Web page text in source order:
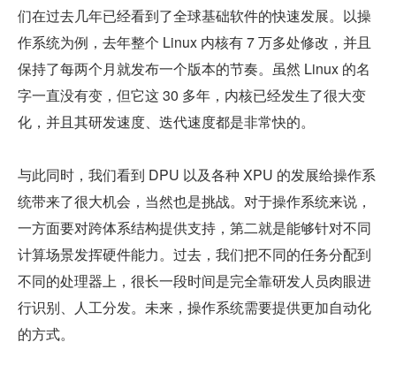
们在过去几年已经看到了全球基础软件的快速发展。以操
作系统为例，去年整个 Linux 内核有 7 万多处修改，并且
保持了每两个月就发布一个版本的节奏。虽然 Linux 的名
字一直没有变，但它这 30 多年，内核已经发生了很大变
化，并且其研发速度、迭代速度都是非常快的。
与此同时，我们看到 DPU 以及各种 XPU 的发展给操作系
统带来了很大机会，当然也是挑战。对于操作系统来说，
一方面要对跨体系结构提供支持，第二就是能够针对不同
计算场景发挥硬件能力。过去，我们把不同的任务分配到
不同的处理器上，很长一段时间是完全靠研发人员肉眼进
行识别、人工分发。未来，操作系统需要提供更加自动化
的方式。